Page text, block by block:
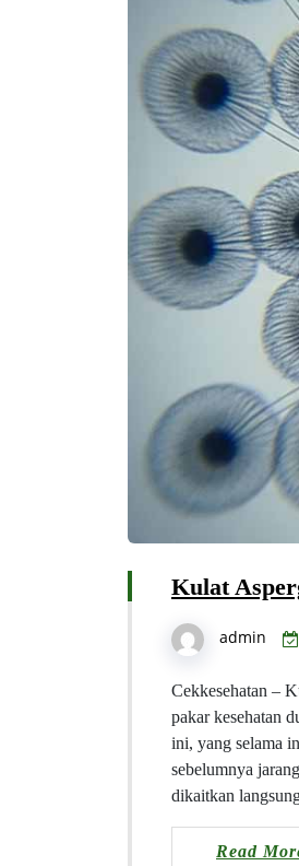
Kulat
admin
Cekkesehatan –
pakar kesehatan
ini, yang selama
sebelumnya
dikaitkan
Read